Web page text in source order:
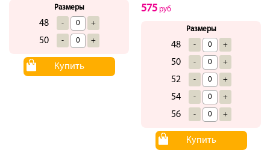
Размеры
48 - +
50 - +
Купить
575 руб
Размеры
48 - +
50 - +
52 - +
54 - +
56 - +
Купить